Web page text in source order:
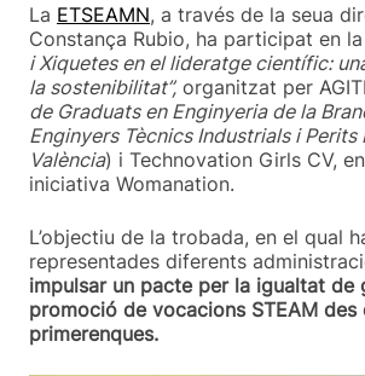
La ETSEAMN, a través de la seua
Constança Rubio, ha participat en
i Xiquetes en el lideratge científic:
la sostenibilitat”, organitzat per
de Graduats en Enginyeria de la
Enginyers Tècnics Industrials i Perits
València) i Technovation Girls CV,
iniciativa Womanation.
L’objectiu de la trobada, en el qual
representades diferents
impulsar un pacte per la igualtat de
promoció de vocacions STEAM des
primerenques.